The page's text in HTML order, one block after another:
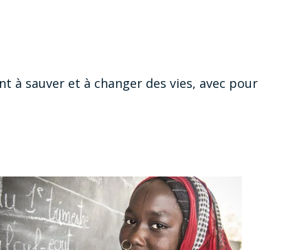
sauver et à changer des vies, avec pour